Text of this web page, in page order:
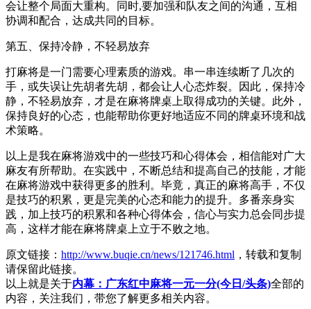
会让整个局面大重构。同时,要加强和队友之间的沟通，互相
协调和配合，达成共同的目标。
第五、保持冷静，不轻易放弃
打麻将是一门需要心理素质的游戏。串一串连续断了几次的
手，或失误让先胡者先胡，都会让人心态炸裂。因此，保持冷
静，不轻易放弃，才是在麻将牌桌上取得成功的关键。此外，
保持良好的心态，也能帮助你更好地适应不同的牌桌环境和战
术策略。
以上是我在麻将游戏中的一些技巧和心得体会，相信能对广大
麻友有所帮助。在实践中，不断总结和提高自己的技能，才能
在麻将游戏中获得更多的胜利。毕竟，真正的麻将高手，不仅
是技巧的积累，更是完美的心态和能力的提升。多番亲身实
践，加上技巧的积累和各种心得体会，信心与实力总会同步提
高，这样才能在麻将牌桌上立于不败之地。
原文链接： http://www.buqie.cn/news/121746.html ，转载和复制
请保留此链接。
以上就是关于内幕：广东红中麻将一元一分(今日/头条)全部的
内容，关注我们，带您了解更多相关内容。